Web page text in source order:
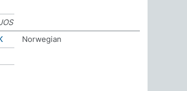
Norwegian